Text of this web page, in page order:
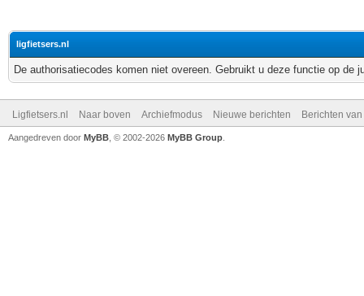
ligfietsers.nl
De authorisatiecodes komen niet overeen. Gebruikt u deze functie op de
Ligfietsers.nl Naar boven Archiefmodus Nieuwe berichten Berichten
Aangedreven door MyBB , © 2002-2026 MyBB Group